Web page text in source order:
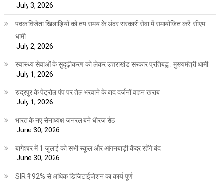
July 3, 2026
पदक विजेता खिलाड़ियों को तय समय के अंदर सरकारी सेवा में समायोजित करें: सीएम
धामी
July 2, 2026
स्वास्थ्य सेवाओं के सुदृढ़ीकरण को लेकर उत्तराखंड सरकार प्रतिबद्ध : मुख्यमंत्री धामी
July 1, 2026
रुद्रपुर के पेट्रोल पंप पर तेल भरवाने के बाद दर्जनों वाहन खराब
July 1, 2026
भारत के नए सेनाध्यक्ष जनरल बने धीरज सेठ
June 30, 2026
बागेश्वर में 1 जुलाई को सभी स्कूल और आंगनबाड़ी केंद्र रहेंगे बंद
June 30, 2026
SIR में 92% से अधिक डिजिटाईजेशन का कार्य पूर्ण